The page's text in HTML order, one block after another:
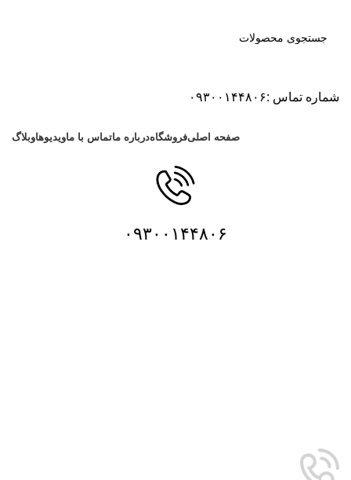
شماره تماس :۰۹۳۰۰۱۴۴۸۰۶
صفحه اصلیفروشگاهدرباره ماتماس با ماویدیوهاوبلاگ
۰۹۳۰۰۱۴۴۸۰۶